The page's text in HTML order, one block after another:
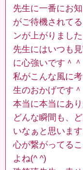
先生に一番にお
がご待機されて
ンが上がりました
先生にはいつも
に心強いです＾＾
私がこんな風に
生のおかげです＾
本当に本当にあ
どんな瞬間も、
いなぁと思います
心が繋がってる
よね(^ ^)